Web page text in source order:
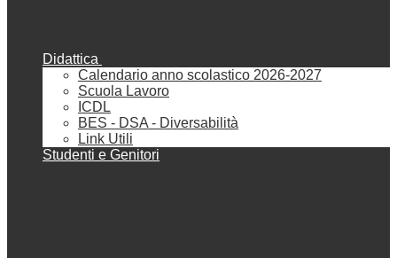
Didattica
Calendario anno scolastico 2026-2027
Scuola Lavoro
ICDL
BES - DSA - Diversabilità
Link Utili
Studenti e Genitori